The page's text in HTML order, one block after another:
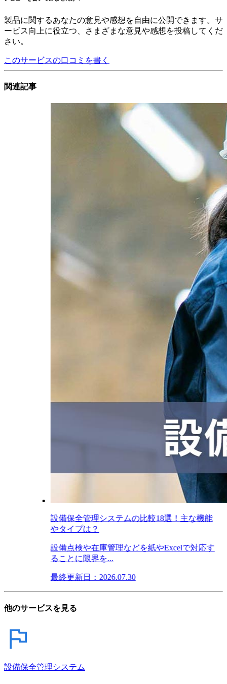
製品に関するあなたの意見や感想を自由に公開できます。サ
ービス向上に役立つ、さまざまな意見や感想を投稿してくだ
さい。
このサービスの口コミを書く
関連記事
設備保全管理システムの比較18選！主な機能
やタイプは？
設備点検や在庫管理などを紙やExcelで対応す
ることに限界を...
最終更新日：2026.07.30
他のサービスを見る
設備保全管理システム